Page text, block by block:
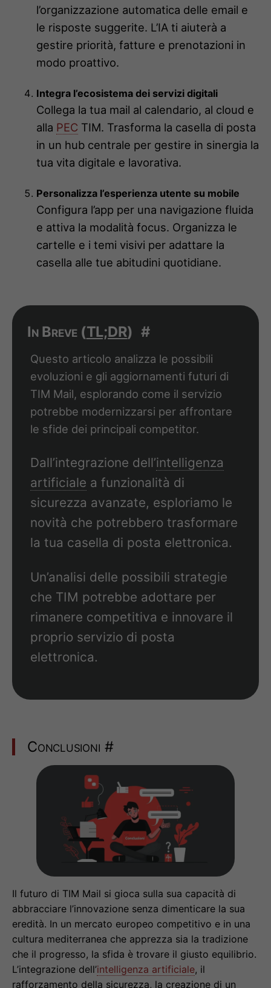
l’organizzazione automatica delle email e
le risposte suggerite. L’IA ti aiuterà a
gestire priorità, fatture e prenotazioni in
modo proattivo.
Integra l’ecosistema dei servizi digitali
Collega la tua mail al calendario, al cloud e
alla PEC TIM. Trasforma la casella di posta
in un hub centrale per gestire in sinergia la
tua vita digitale e lavorativa.
Personalizza l’esperienza utente su mobile
Configura l’app per una navigazione fluida
e attiva la modalità focus. Organizza le
cartelle e i temi visivi per adattare la
casella alle tue abitudini quotidiane.
In Breve (TL;DR) #
Questo articolo analizza le possibili
evoluzioni e gli aggiornamenti futuri di
TIM Mail, esplorando come il servizio
potrebbe modernizzarsi per affrontare
le sfide dei principali competitor.
Dall’integrazione dell’intelligenza
artificiale a funzionalità di
sicurezza avanzate, esploriamo le
novità che potrebbero trasformare
la tua casella di posta elettronica.
Un’analisi delle possibili strategie
che TIM potrebbe adottare per
rimanere competitiva e innovare il
proprio servizio di posta
elettronica.
Conclusioni #
Il futuro di TIM Mail si gioca sulla sua capacità di
abbracciare l’innovazione senza dimenticare la sua
eredità. In un mercato europeo competitivo e in una
cultura mediterranea che apprezza sia la tradizione
che il progresso, la sfida è trovare il giusto equilibrio.
L’integrazione dell’intelligenza artificiale, il
rafforzamento della sicurezza, la creazione di un